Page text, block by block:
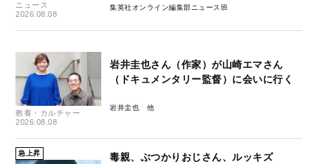
ニュース
2026.08.08
集英社オンライン編集部ニュース班
教養・カルチャー
2026.08.08
岩井圭也さん（作家）が山崎エマさん
（ドキュメンタリー監督）に会いに行く
岩井圭也
急上昇
毒親、ぶつかりおじさん、ルッキズ